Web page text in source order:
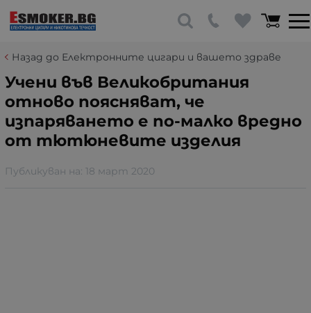
Назад до Електронните цигари и вашето здраве
Учени във Великобритания
отново поясняват, че
изпаряването е по-малко вредно
от тютюневите изделия
Публикуван на: 18 март 2020